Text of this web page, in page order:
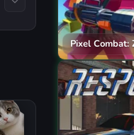
Pixel Combat: